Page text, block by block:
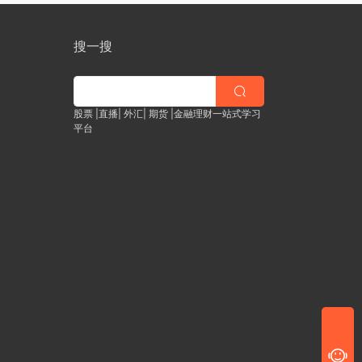
搜一搜
股票 |直播| 外汇| 期货 |金融理财一站式学习
平台